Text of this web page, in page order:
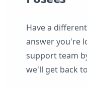
Have a
answer you're
support team
we'll get back